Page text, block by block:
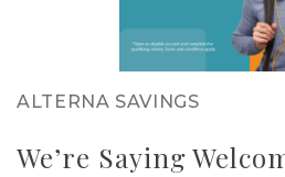
ALTERNA SAVINGS
We’re Saying